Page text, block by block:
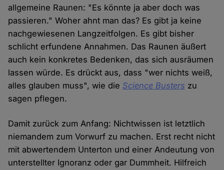
allgemeine Raunen: "Es könnte ja aber doch was
passieren." Woher ahnt man das? Es gibt ja keine
nachgewiesenen Langzeitfolgen. Es gibt bisher
schlicht erfundene Annahmen. Das Raunen äußert
auch kein konkretes Bedenken, das sich ausräumen
lassen würde. Es drückt aus, dass "wer nichts weiß,
alles glauben muss", wie die Science Busters zu
sagen pflegen.
Damit zurück zum Anfang: Nichtwissen ist letztlich
niemandem zum Vorwurf zu machen. Erst recht nicht
mit abwertendem Unterton und einer Andeutung von
unterstellter Ignoranz oder gar Dummheit. Hilfreich